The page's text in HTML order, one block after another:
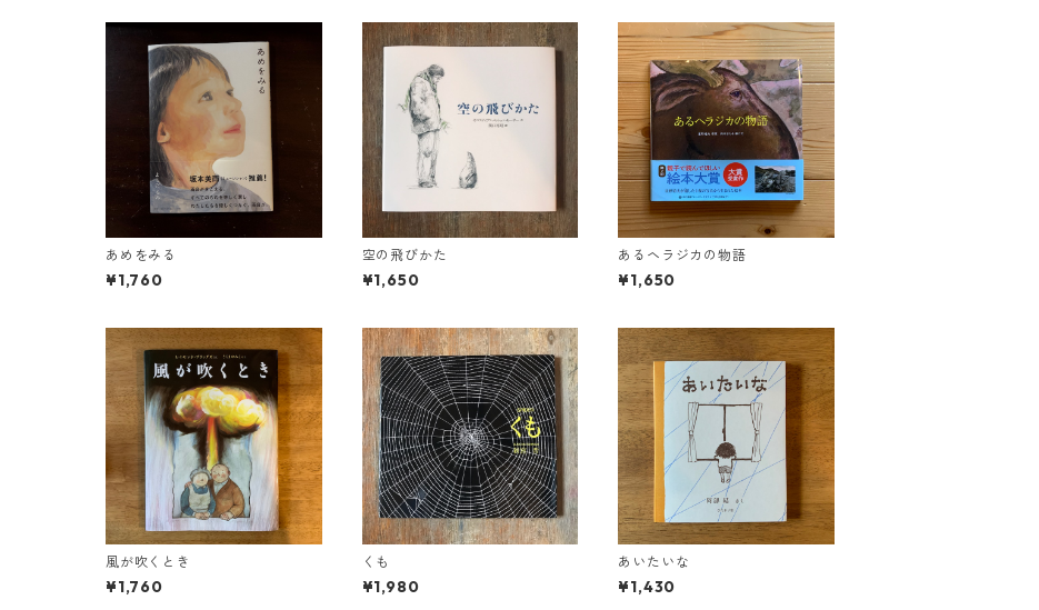
あめをみる
¥1,760
空の飛びかた
¥1,650
あるヘラジカの物語
¥1,650
風が吹くとき
¥1,760
くも
¥1,980
あいたいな
¥1,430